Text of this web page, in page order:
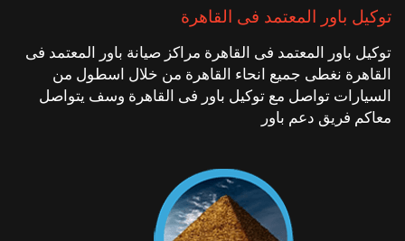
توكيل باور المعتمد فى القاهرة
توكيل باور المعتمد فى القاهرة مراكز صيانة باور المعتمد فى
القاهرة نغطى جميع انحاء القاهرة من خلال اسطول من
السيارات تواصل مع توكيل باور فى القاهرة وسف يتواصل
معاكم فريق دعم باور